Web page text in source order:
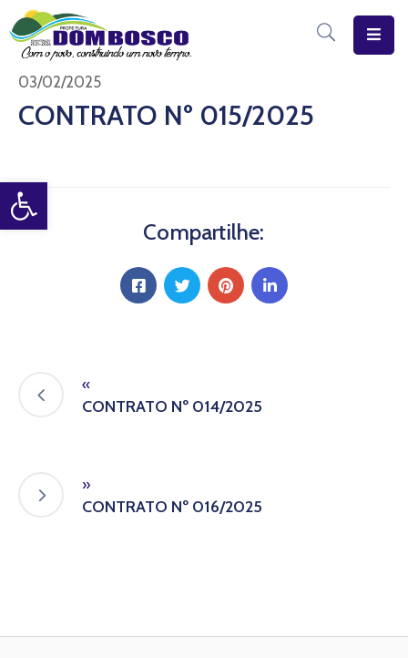
Open toolbar
Início
O
Estrutura
Diário
03/02/2025
CONTRATO Nº 015/2025
Compartilhe:
«
CONTRATO Nº 014/2025
»
CONTRATO Nº 016/2025